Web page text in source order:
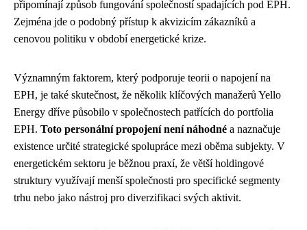
připomínají způsob fungování společností spadajících pod EPH.
Zejména jde o podobný přístup k akvizicím zákazníků a
cenovou politiku v období energetické krize.
Významným faktorem, který podporuje teorii o napojení na
EPH, je také skutečnost, že několik klíčových manažerů Yello
Energy dříve působilo v společnostech patřících do portfolia
EPH. Toto personální propojení není náhodné a naznačuje
existence určité strategické spolupráce mezi oběma subjekty. V
energetickém sektoru je běžnou praxí, že větší holdingové
struktury využívají menší společnosti pro specifické segmenty
trhu nebo jako nástroj pro diverzifikaci svých aktivit.